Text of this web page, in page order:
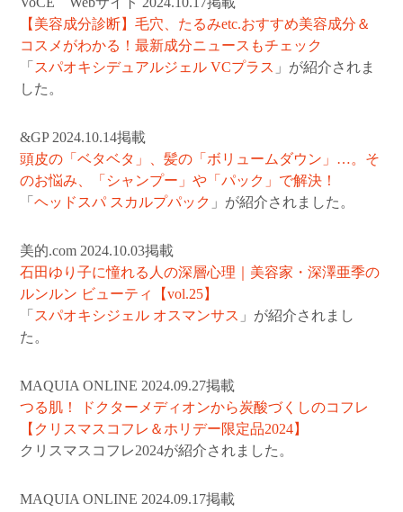
【美容成分診断】毛穴、たるみetc.おすすめ美容成分＆
コスメがわかる！最新成分ニュースもチェック
「 スパオキシデュアルジェル VCプラス 」が紹介されま
した。
&GP 2024.10.14掲載
頭皮の「ベタベタ」、髪の「ボリュームダウン」…。そ
のお悩み、「シャンプー」や「パック」で解決！
「ヘッドスパ スカルプパック 」が紹介されました。
美的.com 2024.10.03掲載
石田ゆり子に憧れる人の深層心理｜美容家・深澤亜季の
ルンルン ビューティ【vol.25】
「 スパオキシジェル オスマンサス 」が紹介されまし
た。
MAQUIA ONLINE 2024.09.27掲載
つる肌！ ドクターメディオンから炭酸づくしのコフレ
【クリスマスコフレ＆ホリデー限定品2024】
クリスマスコフレ2024が紹介されました。
MAQUIA ONLINE 2024.09.17掲載